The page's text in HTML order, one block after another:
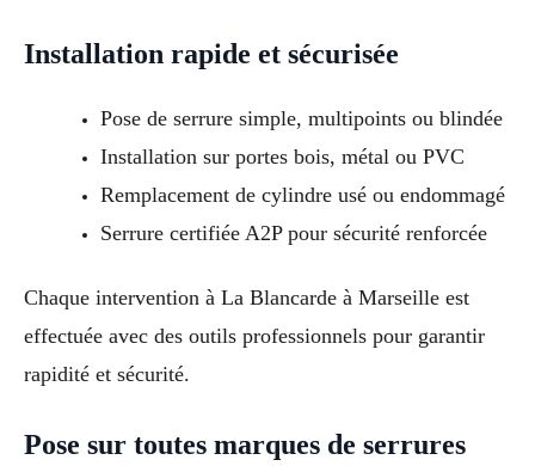
Installation rapide et sécurisée
Pose de serrure simple, multipoints ou blindée
Installation sur portes bois, métal ou PVC
Remplacement de cylindre usé ou endommagé
Serrure certifiée A2P pour sécurité renforcée
Chaque intervention à La Blancarde à Marseille est
effectuée avec des outils professionnels pour garantir
rapidité et sécurité.
Pose sur toutes marques de serrures